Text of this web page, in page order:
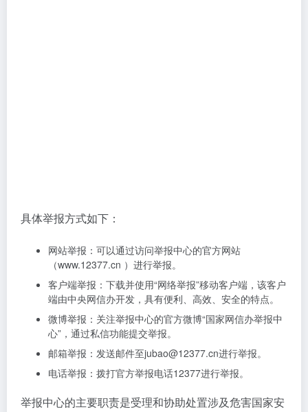
具体举报方式如下：
网站举报：可以通过访问举报中心的官方网站
（www.12377.cn ）进行举报。
客户端举报：下载并使用“网络举报”移动客户端，该客户
端由中央网信办开发，具有便利、高效、安全的特点。
微博举报：关注举报中心的官方微博“国家网信办举报中
心”，通过私信功能提交举报。
邮箱举报：发送邮件至jubao@12377.cn进行举报。
电话举报：拨打官方举报电话12377进行举报。
举报中心的主要职责是受理和协助处置涉及危害国家安